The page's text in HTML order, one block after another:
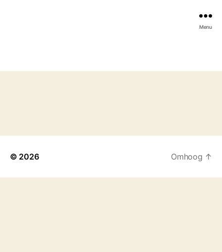
Menu
© 2026 Omhoog ↑